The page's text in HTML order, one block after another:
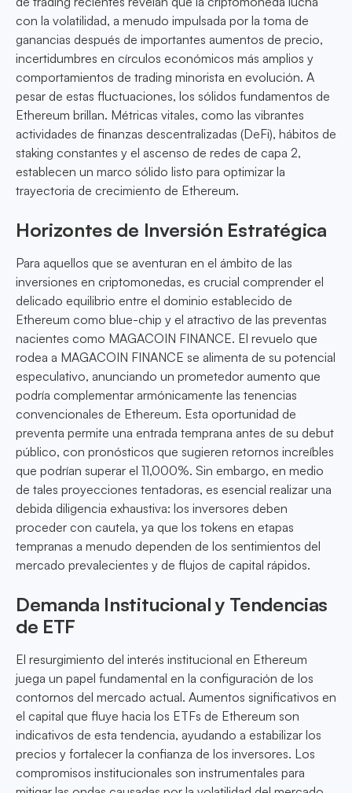
con la volatilidad, a menudo impulsada por la toma de
ganancias después de importantes aumentos de precio,
incertidumbres en círculos económicos más amplios y
comportamientos de trading minorista en evolución. A
pesar de estas fluctuaciones, los sólidos fundamentos de
Ethereum brillan. Métricas vitales, como las vibrantes
actividades de finanzas descentralizadas (DeFi), hábitos de
staking constantes y el ascenso de redes de capa 2,
establecen un marco sólido listo para optimizar la
trayectoria de crecimiento de Ethereum.
Horizontes de Inversión Estratégica
Para aquellos que se aventuran en el ámbito de las
inversiones en criptomonedas, es crucial comprender el
delicado equilibrio entre el dominio establecido de
Ethereum como blue-chip y el atractivo de las preventas
nacientes como MAGACOIN FINANCE. El revuelo que
rodea a MAGACOIN FINANCE se alimenta de su potencial
especulativo, anunciando un prometedor aumento que
podría complementar armónicamente las tenencias
convencionales de Ethereum. Esta oportunidad de
preventa permite una entrada temprana antes de su debut
público, con pronósticos que sugieren retornos increíbles
que podrían superar el 11,000%. Sin embargo, en medio
de tales proyecciones tentadoras, es esencial realizar una
debida diligencia exhaustiva: los inversores deben
proceder con cautela, ya que los tokens en etapas
tempranas a menudo dependen de los sentimientos del
mercado prevalecientes y de flujos de capital rápidos.
Demanda Institucional y Tendencias
de ETF
El resurgimiento del interés institucional en Ethereum
juega un papel fundamental en la configuración de los
contornos del mercado actual. Aumentos significativos en
el capital que fluye hacia los ETFs de Ethereum son
indicativos de esta tendencia, ayudando a estabilizar los
precios y fortalecer la confianza de los inversores. Los
compromisos institucionales son instrumentales para